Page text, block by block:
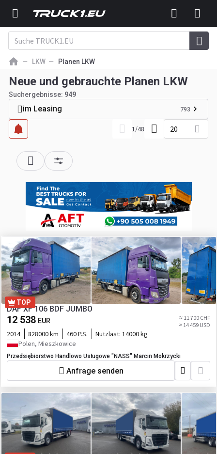
LKW Planen LKW
Neue und gebrauchte Planen LKW
Suchergebnisse: 949
im Leasing 793
1/48 20
TOP
DAF XF 106 BDF JUMBO
12 538 EUR
≈ 11 700 CHF
≈ 14 459 USD
2014 828000 km 460 P.S. Nutzlast: 14000 kg
Polen, Mieszkowice
Przedsiębiorstwo Handlowo Usługowe "NASS" Marcin Mokrzycki
Anfrage senden